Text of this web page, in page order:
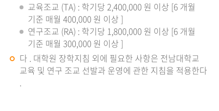
교육조교 (TA) : 학기당 2,400,000 원 이상 [6 개월
기준 매월 400,000 원 이상 ]
연구조교 (RA) : 학기당 1,800,000 원 이상 [6 개월
기준 매월 300,000 원 이상 ]
다 . 대학원 장학지침 외에 필요한 사항은 전남대학교
교육 및 연구 조교 선발과 운영에 관한 지침을 적용한다
.